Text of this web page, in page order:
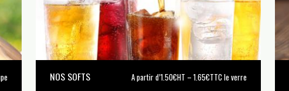
NOS SOFTS A partir d’1.50€HT – 1.65€TTC le verre